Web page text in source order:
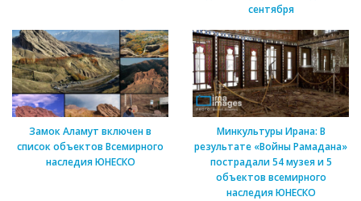
сентября
Замок Аламут включен в
список объектов Всемирного
наследия ЮНЕСКО
Минкультуры Ирана: В
результате «Войны Рамадана»
пострадали 54 музея и 5
объектов всемирного
наследия ЮНЕСКО